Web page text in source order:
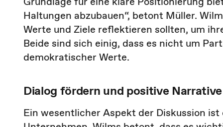
Haltungen abzubauen“, betont Müller.
Werte und Ziele reflektieren sollten, um
Beide sind sich einig, dass es nicht um
demokratischer Werte.
Dialog fördern und positive
Ein wesentlicher Aspekt der Diskussion